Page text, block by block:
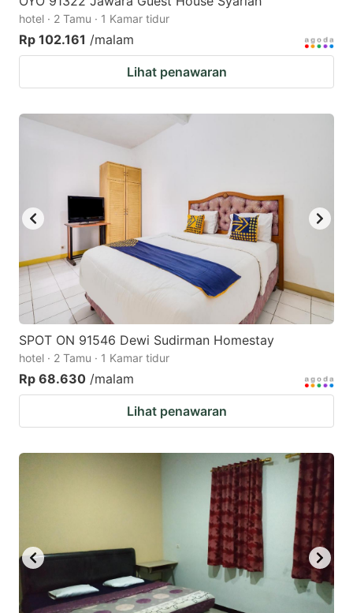
hotel · 2 Tamu · 1 Kamar tidur
Rp 102.161 /malam
Lihat penawaran
SPOT ON 91546 Dewi Sudirman Homestay
hotel · 2 Tamu · 1 Kamar tidur
Rp 68.630 /malam
Lihat penawaran